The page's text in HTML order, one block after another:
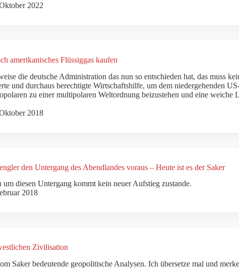
2022
amerikanisches Flüssiggas kaufen
die deutsche Administration das nun so entschieden hat, das muss
und durchaus berechtigte Wirtschaftshilfe, um dem niedergehenden
zu einer multipolaren Weltordnung beizustehen und eine weiche
2018
den Untergang des Abendlandes voraus – Heute ist es der Saker
um diesen Untergang kommt kein neuer Aufstieg zustande.
2018
Zivilisation
Saker bedeutende geopolitische Analysen. Ich übersetze mal und